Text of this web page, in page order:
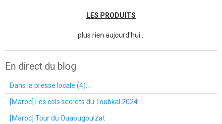
LES PRODUITS
plus rien aujourd'hui...
En direct du blog
Dans la presse locale (4)...
[Maroc] Les cols secrets du Toubkal 2024
[Maroc] Tour du Ouaougoulzat